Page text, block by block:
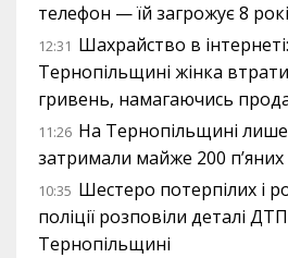
телефон — їй загрожує 8
12:31 Шахрайство в
Тернопільщині жінка
гривень, намагаючись
11:26 На Тернопільщині лише
затримали майже 200 п’яних
10:35 Шестеро потерпілих і
поліції розповіли деталі
Тернопільщині